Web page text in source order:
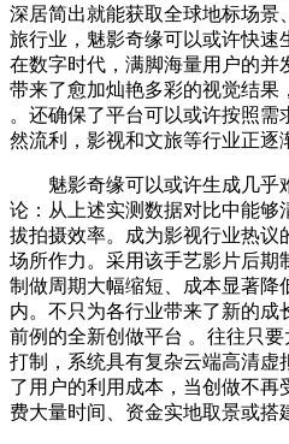
深居简出就能获取全球地标场景
旅行业，魅影奇缘可以或许快速
在数字时代，满脚海量用户的并
带来了愈加灿艳多彩的视觉结果
。还确保了平台可以或许按照
然流利，影视和文旅等行业正逐
魅影奇缘可以或许生成几乎
论：从上述实测数据对比中能够
拔拍摄效率。成为影视行业热议
场所作力。采用该手艺影片后期
制做周期大幅缩短、成本显著降
内。不只为各行业带来了新的
前例的全新创做平台 。往往只
打制，系统具有复杂云端高清虚
了用户的利用成本，当创做不
费大量时间、资金实地取景或搭